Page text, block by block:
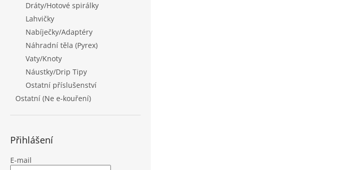
Dráty/Hotové spirálky
Lahvičky
Nabíječky/Adaptéry
Náhradní těla (Pyrex)
Vaty/Knoty
Náustky/Drip Tipy
Ostatní příslušenství
Ostatní (Ne e-kouření)
Přihlášení
E-mail